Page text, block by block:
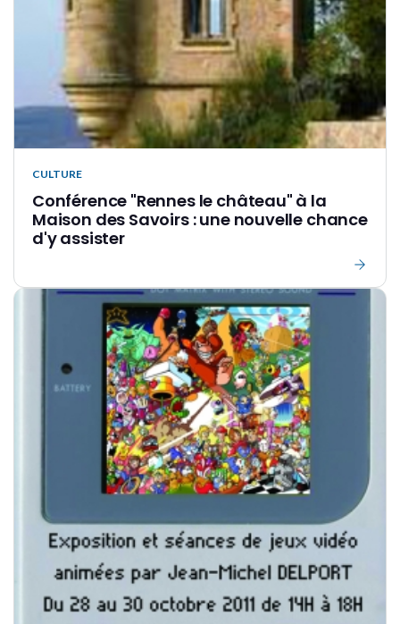
CULTURE
Conférence "Rennes le château" à la
Maison des Savoirs : une nouvelle chance
d'y assister